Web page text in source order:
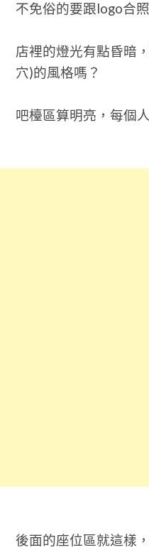
不免俗的要跟logo合
店裡的燈光有點昏暗
穴)的風格嗎？
吧檯區算明亮，每個
後面的座位區就這樣